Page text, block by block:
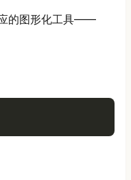
的图形化工具——